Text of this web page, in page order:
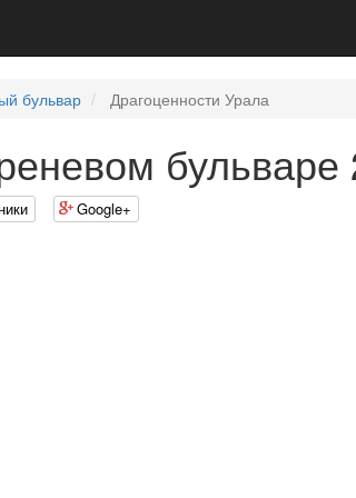
бульвар Драгоценности Урала
бульваре
Google+